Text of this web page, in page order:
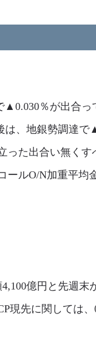
％が出合
、地銀勢調達
た出合い無く
ールO/N加重平
億円と先週
現先に関しては、